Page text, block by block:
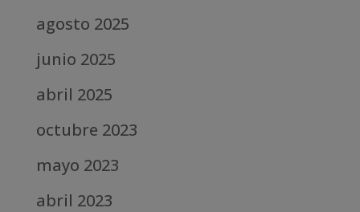
agosto 2025
junio 2025
abril 2025
octubre 2023
mayo 2023
abril 2023